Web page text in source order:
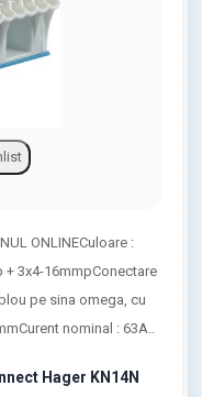
Hager KN14N
ONLINECuloare :
+ 3x4-16mmpConectare
pe sina omega, cu
nominal : 63A..